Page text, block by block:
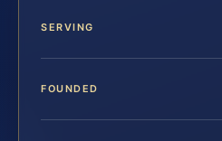
SERVING
FOUNDED